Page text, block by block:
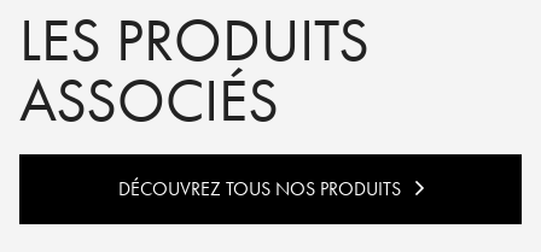
LES PRODUITS
ASSOCIÉS
DÉCOUVREZ TOUS NOS PRODUITS